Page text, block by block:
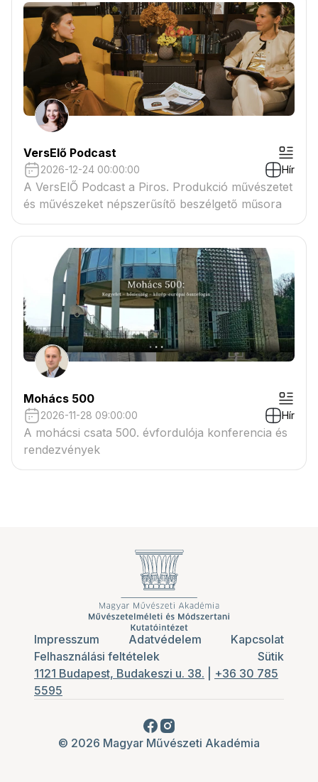
VersElő Podcast
2026-12-24 00:00:00 Hír
A VersElŐ Podcast a Piros. Produkció művészetet
és művészeket népszerűsítő beszélgető műsora
Mohács 500
2026-11-28 09:00:00 Hír
A mohácsi csata 500. évfordulója konferencia és
rendezvények
Impresszum Adatvédelem
Kapcsolat
Felhasználási feltételek
Sütik
1121 Budapest, Budakeszi u. 38.
+36 30 785
5595
© 2026 Magyar Művészeti Akadémia